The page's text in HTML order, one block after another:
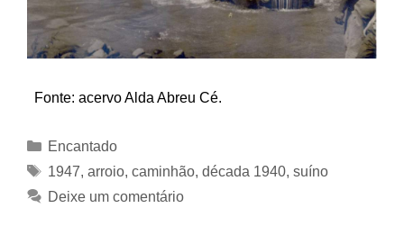
Fonte: acervo Alda Abreu Cé.
Categorias
Encantado
Tags
1947, arroio, caminhão, década 1940, suíno
Deixe um comentário